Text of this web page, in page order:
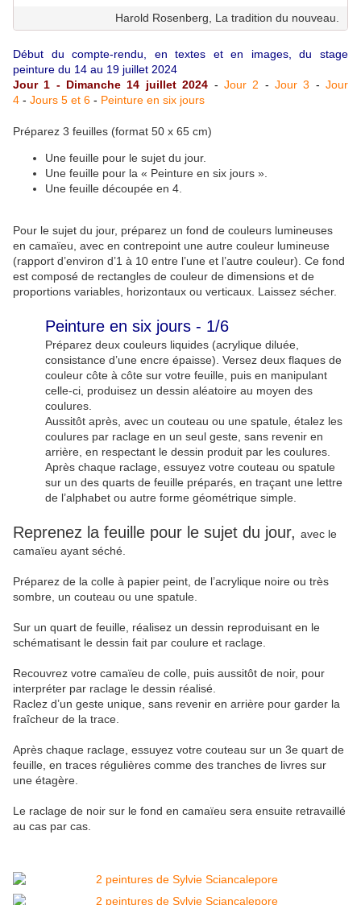
Harold Rosenberg, La tradition du nouveau.
Début du compte-rendu, en textes et en images, du stage
peinture du 14 au 19 juillet 2024
Jour 1 - Dimanche 14 juillet 2024 - Jour 2 - Jour 3 - Jour
4 - Jours 5 et 6 - Peinture en six jours
Préparez 3 feuilles (format 50 x 65 cm)
Une feuille pour le sujet du jour.
Une feuille pour la « Peinture en six jours ».
Une feuille découpée en 4.
Pour le sujet du jour, préparez un fond de couleurs lumineuses
en camaïeu, avec en contrepoint une autre couleur lumineuse
(rapport d’environ d’1 à 10 entre l’une et l’autre couleur). Ce fond
est composé de rectangles de couleur de dimensions et de
proportions variables, horizontaux ou verticaux. Laissez sécher.
Peinture en six jours - 1/6
Préparez deux couleurs liquides (acrylique diluée,
consistance d’une encre épaisse). Versez deux flaques de
couleur côte à côte sur votre feuille, puis en manipulant
celle-ci, produisez un dessin aléatoire au moyen des
coulures.
Aussitôt après, avec un couteau ou une spatule, étalez les
coulures par raclage en un seul geste, sans revenir en
arrière, en respectant le dessin produit par les coulures.
Après chaque raclage, essuyez votre couteau ou spatule
sur un des quarts de feuille préparés, en traçant une lettre
de l’alphabet ou autre forme géométrique simple.
Reprenez la feuille pour le sujet du jour, avec le
camaïeu ayant séché.
Préparez de la colle à papier peint, de l’acrylique noire ou très
sombre, un couteau ou une spatule.
Sur un quart de feuille, réalisez un dessin reproduisant en le
schématisant le dessin fait par coulure et raclage.
Recouvrez votre camaïeu de colle, puis aussitôt de noir, pour
interpréter par raclage le dessin réalisé.
Raclez d’un geste unique, sans revenir en arrière pour garder la
fraîcheur de la trace.
Après chaque raclage, essuyez votre couteau sur un 3e quart de
feuille, en traces régulières comme des tranches de livres sur
une étagère.
Le raclage de noir sur le fond en camaïeu sera ensuite retravaillé
au cas par cas.